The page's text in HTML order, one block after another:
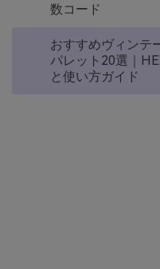
数コード
おすすめヴィンテ
パレット20選｜
と使い方ガイド